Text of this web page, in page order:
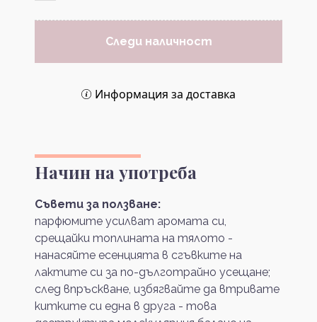
Следи наличност
Информация за доставка
Начин на употреба
Съвети за ползване:
парфюмите усилват аромата си,
срещайки топлината на тялото -
нанасяйте есенцията в сгъвките на
лактите си за по-дълготрайно усещане;
след впръскване, избягвайте да втривате
китките си една в друга - това